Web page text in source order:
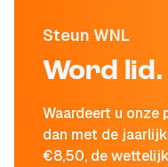
Steun WNL
Word
Waardeert u onze
dan met de
€8,50, de